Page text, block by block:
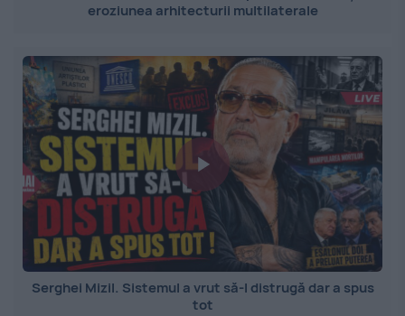
eroziunea arhitecturii multilaterale
Serghei Mizil. Sistemul a vrut să-l distrugă dar a spus
tot